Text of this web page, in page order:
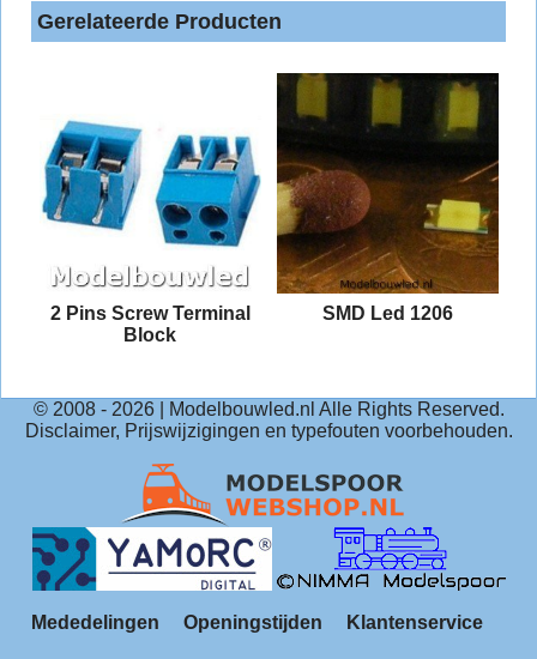
Gerelateerde Producten
2 Pins Screw Terminal
Block
SMD Led 1206
© 2008 - 2026| Modelbouwled.nl Alle Rights Reserved.
Disclaimer, Prijswijzigingen en typefouten voorbehouden.
Mededelingen Openingstijden Klantenservice